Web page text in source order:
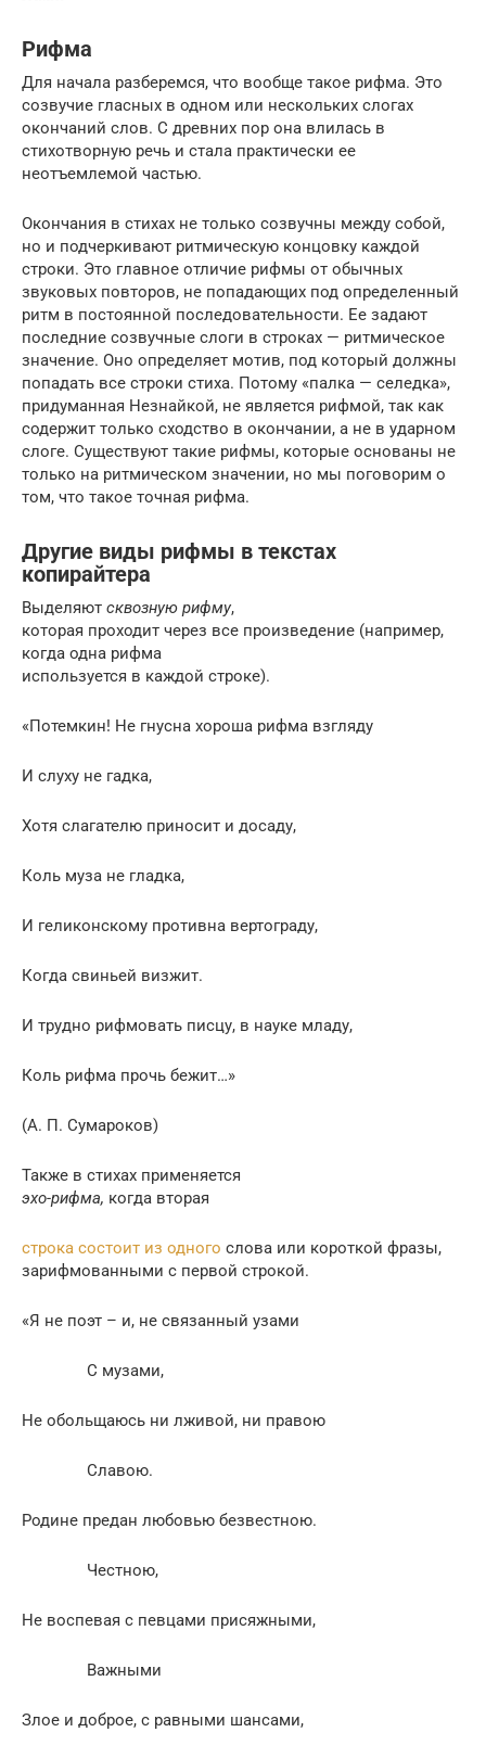
Рифма
Для начала разберемся, что вообще такое рифма. Это
созвучие гласных в одном или нескольких слогах
окончаний слов. С древних пор она влилась в
стихотворную речь и стала практически ее
неотъемлемой частью.
Окончания в стихах не только созвучны между собой,
но и подчеркивают ритмическую концовку каждой
строки. Это главное отличие рифмы от обычных
звуковых повторов, не попадающих под определенный
ритм в постоянной последовательности. Ее задают
последние созвучные слоги в строках — ритмическое
значение. Оно определяет мотив, под который должны
попадать все строки стиха. Потому «палка — селедка»,
придуманная Незнайкой, не является рифмой, так как
содержит только сходство в окончании, а не в ударном
слоге. Существуют такие рифмы, которые основаны не
только на ритмическом значении, но мы поговорим о
том, что такое точная рифма.
Другие виды рифмы в текстах
копирайтера
Выделяют сквозную рифму,
которая проходит через все произведение (например,
когда одна рифма
используется в каждой строке).
«Потемкин! Не гнусна хороша рифма взгляду
И слуху не гадка,
Хотя слагателю приносит и досаду,
Коль муза не гладка,
И геликонскому противна вертограду,
Когда свиньей визжит.
И трудно рифмовать писцу, в науке младу,
Коль рифма прочь бежит…»
(А. П. Сумароков)
Также в стихах применяется
эхо-рифма, когда вторая
строка состоит из одного слова или короткой фразы,
зарифмованными с первой строкой.
«Я не поэт – и, не связанный узами
С музами,
Не обольщаюсь ни лживой, ни правою
Славою.
Родине предан любовью безвестною.
Честною,
Не воспевая с певцами присяжными,
Важными
Злое и доброе, с равными шансами,